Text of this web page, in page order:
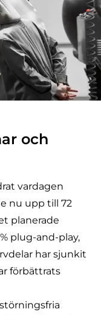
och
vardagen
nu upp till 72
planerade
plug-and-play,
har sjunkit
förbättrats